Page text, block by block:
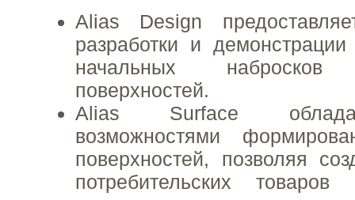
Alias Design
разработки и
начальных
поверхностей.
Alias Surface
возможностями
поверхностей, позволяя
потребительских